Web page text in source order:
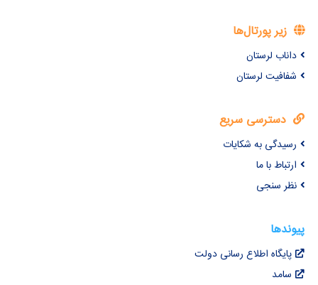
زیر پورتال‌ها
داناب لرستان
شفافیت لرستان
دسترسی سریع
رسیدگی به شکایات
ارتباط با ما
نظر سنجی
پیوندها
پایگاه اطلاع رسانی دولت
سامد